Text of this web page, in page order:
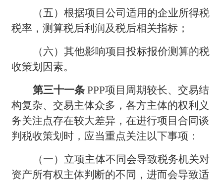
（五）根据项目公司适用的企业所得税
税率，测算税后利润及税后相关指标；
（六）其他影响项目投标报价测算的税
收策划因素。
第三十一条PPP项目周期较长、交易结
构复杂、交易主体众多，各方主体的权利义
务关注点存在较大差异，在进行项目合同谈
判税收策划时，应当重点关注以下事项：
（一）立项主体不同会导致税务机关对
资产所有权主体判断的不同，进而会导致适